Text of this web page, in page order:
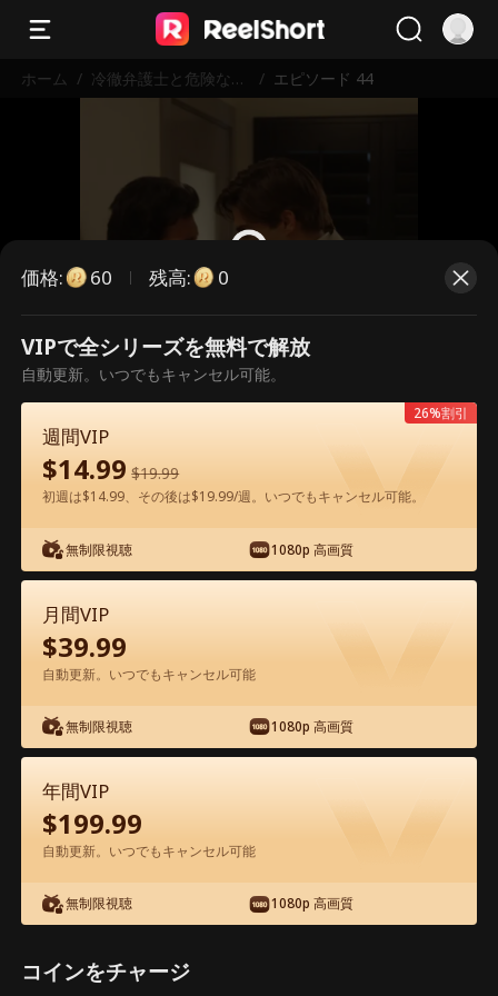
ホーム / 冷徹弁護士と危険な愛
/ エピソード 44
こちらは有料のエピソードです。視
聴いただくには解放が必要です。
アプリ内で無料視聴可能
エピソード44 - 冷徹弁護士と危険な愛の
契約 映画フル
1-50 51-60
44 47
価格: 60 残高: 0
VIPで全シリーズを無料で解放
自動更新。いつでもキャンセル可能。
週間VIP
$14.99 $19.99
初週は$14.99、その後は$19.99/週。いつでもキャンセル可能。
無制限視聴 1080p 高画質
26%割引
月間VIP
$39.99
自動更新。いつでもキャンセル可能
無制限視聴 1080p 高画質
年間VIP
$199.99
自動更新。いつでもキャンセル可能
無制限視聴 1080p 高画質
コインをチャージ